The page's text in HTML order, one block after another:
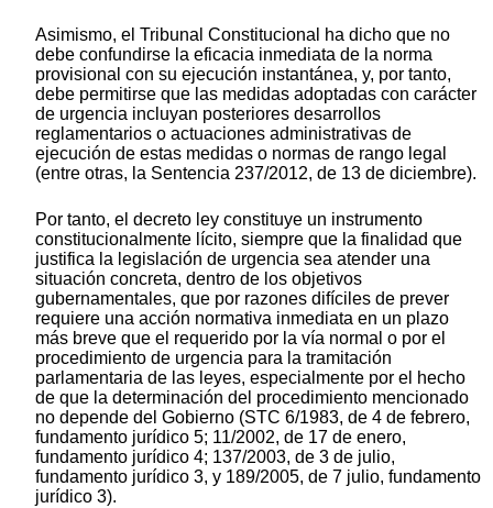
Asimismo, el Tribunal Constitucional ha dicho que no
debe confundirse la eficacia inmediata de la norma
provisional con su ejecución instantánea, y, por tanto,
debe permitirse que las medidas adoptadas con carácter
de urgencia incluyan posteriores desarrollos
reglamentarios o actuaciones administrativas de
ejecución de estas medidas o normas de rango legal
(entre otras, la Sentencia 237/2012, de 13 de diciembre).
Por tanto, el decreto ley constituye un instrumento
constitucionalmente lícito, siempre que la finalidad que
justifica la legislación de urgencia sea atender una
situación concreta, dentro de los objetivos
gubernamentales, que por razones difíciles de prever
requiere una acción normativa inmediata en un plazo
más breve que el requerido por la vía normal o por el
procedimiento de urgencia para la tramitación
parlamentaria de las leyes, especialmente por el hecho
de que la determinación del procedimiento mencionado
no depende del Gobierno (STC 6/1983, de 4 de febrero,
fundamento jurídico 5; 11/2002, de 17 de enero,
fundamento jurídico 4; 137/2003, de 3 de julio,
fundamento jurídico 3, y 189/2005, de 7 julio, fundamento
jurídico 3).